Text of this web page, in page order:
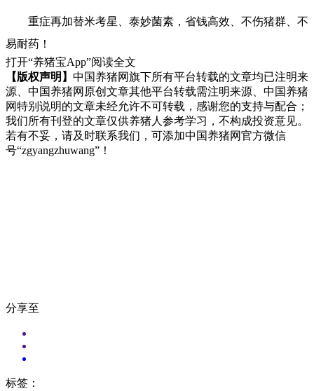
重症再加替米考星、泰妙菌素，省钱高效、不伤猪群、不
易耐药！
打开“养猪宝App”阅读全文
【版权声明】 中国养猪网旗下所有平台转载的文章均已注明来
源、中国养猪网原创文章其他平台转载需注明来源、中国养猪
网特别说明的文章未经允许不可转载，感谢您的支持与配合；
我们所有刊登的文章仅供养猪人参考学习，不构成投资意见。
若有不妥，请及时联系我们，可添加中国养猪网官方微信
号“zgyangzhuwang”！
分享至
标签：